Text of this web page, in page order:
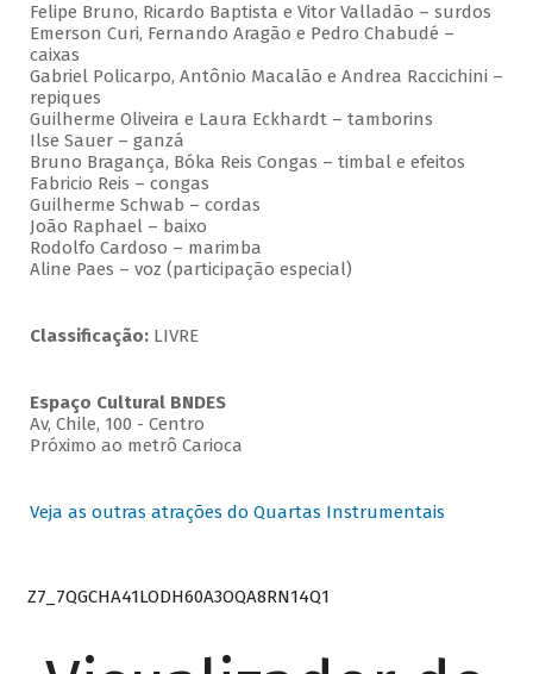
Felipe Bruno, Ricardo Baptista e Vitor Valladão – surdos
Emerson Curi, Fernando Aragão e Pedro Chabudé –
caixas
Gabriel Policarpo, Antônio Macalão e Andrea Raccichini –
repiques
Guilherme Oliveira e Laura Eckhardt – tamborins
Ilse Sauer – ganzá
Bruno Bragança, Bóka Reis Congas – timbal e efeitos
Fabricio Reis – congas
Guilherme Schwab – cordas
João Raphael – baixo
Rodolfo Cardoso – marimba
Aline Paes – voz (participação especial)
Classificação: LIVRE
Espaço Cultural BNDES
Av, Chile, 100 - Centro
Próximo ao metrô Carioca
Veja as outras atrações do Quartas Instrumentais
Z7_7QGCHA41LODH60A3OQA8RN14Q1